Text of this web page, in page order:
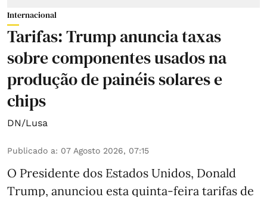
Internacional
Tarifas: Trump anuncia taxas
sobre componentes usados na
produção de painéis solares e
chips
DN/Lusa
Publicado a: 07 Agosto 2026, 07:15
O Presidente dos Estados Unidos, Donald
Trump, anunciou esta quinta-feira tarifas de